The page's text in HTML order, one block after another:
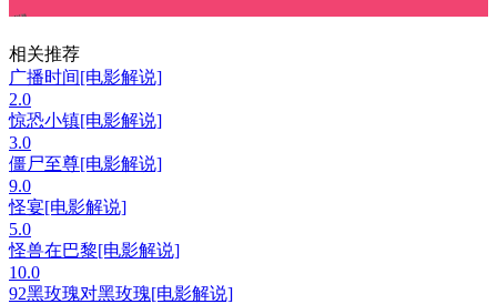
相关推荐
广播时间[电影解说]
2.0
惊恐小镇[电影解说]
3.0
僵尸至尊[电影解说]
9.0
怪宴[电影解说]
5.0
怪兽在巴黎[电影解说]
10.0
92黑玫瑰对黑玫瑰[电影解说]